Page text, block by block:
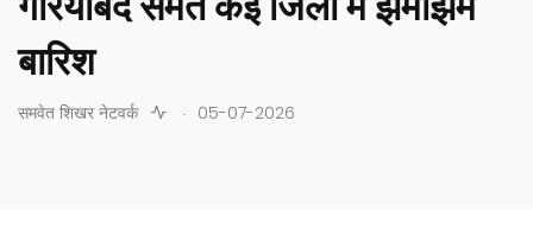
बारिश
समवेत शिखर नेटवर्क . 05-07-2026